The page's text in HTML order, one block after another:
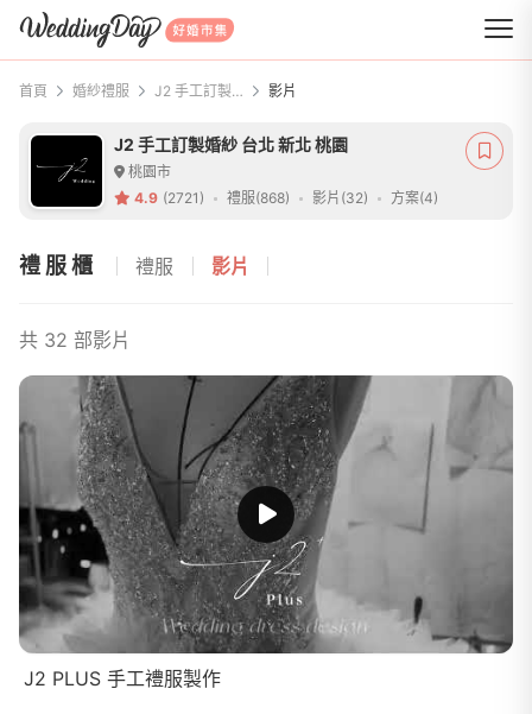
WeddingDay 好婚市集
首頁 婚紗禮服 J2 手工訂製婚紗 台北 新北 桃園 影片
J2 手工訂製婚紗 台北 新北 桃園
桃園市
4.9 (2721) 禮服(868) 影片(32) 方案(4)
禮服櫃 禮服 影片
共 32 部影片
J2 PLUS 手工禮服製作